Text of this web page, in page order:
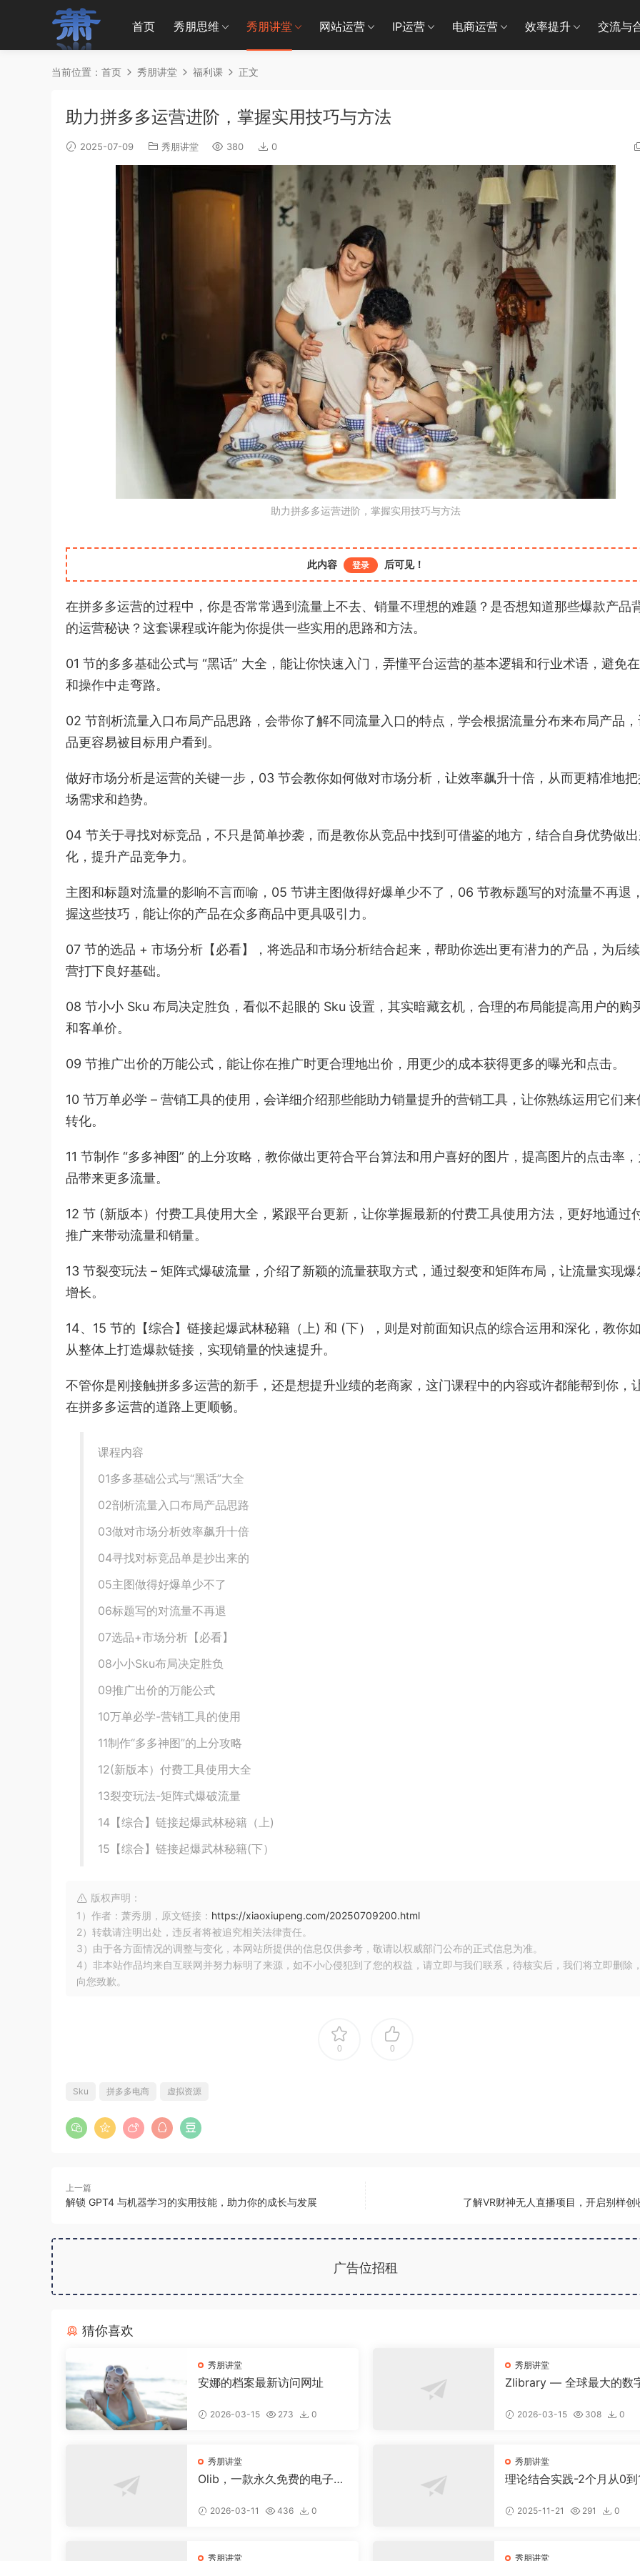
首页 秀朋思维 秀朋讲堂 网站运营 IP运营 电商运营 效率提升 交流与
当前位置： 首页 秀朋讲堂 福利课 正文
助力拼多多运营进阶，掌握实用技巧与方法
2025-07-09 秀朋讲堂 380 0
助力拼多多运营进阶，掌握实用技巧与方法
此内容 登录 后可见！
在拼多多运营的过程中，你是否常常遇到流量上不去、销量不理想的难题？是否想知道那些爆款产品
的运营秘诀？这套课程或许能为你提供一些实用的思路和方法。
01 节的多多基础公式与 “黑话” 大全，能让你快速入门，弄懂平台运营的基本逻辑和行业术语，避免
和操作中走弯路。
02 节剖析流量入口布局产品思路，会带你了解不同流量入口的特点，学会根据流量分布来布局产品
品更容易被目标用户看到。
做好市场分析是运营的关键一步，03 节会教你如何做对市场分析，让效率飙升十倍，从而更精准地
场需求和趋势。
04 节关于寻找对标竞品，不只是简单抄袭，而是教你从竞品中找到可借鉴的地方，结合自身优势做
化，提升产品竞争力。
主图和标题对流量的影响不言而喻，05 节讲主图做得好爆单少不了，06 节教标题写的对流量不再退
握这些技巧，能让你的产品在众多商品中更具吸引力。
07 节的选品 + 市场分析【必看】，将选品和市场分析结合起来，帮助你选出更有潜力的产品，为后
营打下良好基础。
08 节小小 Sku 布局决定胜负，看似不起眼的 Sku 设置，其实暗藏玄机，合理的布局能提高用户的购
和客单价。
09 节推广出价的万能公式，能让你在推广时更合理地出价，用更少的成本获得更多的曝光和点击。
10 节万单必学 – 营销工具的使用，会详细介绍那些能助力销量提升的营销工具，让你熟练运用它们来
转化。
11 节制作 “多多神图” 的上分攻略，教你做出更符合平台算法和用户喜好的图片，提高图片的点击率
品带来更多流量。
12 节 (新版本）付费工具使用大全，紧跟平台更新，让你掌握最新的付费工具使用方法，更好地通过
推广来带动流量和销量。
13 节裂变玩法 – 矩阵式爆破流量，介绍了新颖的流量获取方式，通过裂变和矩阵布局，让流量实现爆
增长。
14、15 节的【综合】链接起爆武林秘籍（上) 和 (下），则是对前面知识点的综合运用和深化，教你
从整体上打造爆款链接，实现销量的快速提升。
不管你是刚接触拼多多运营的新手，还是想提升业绩的老商家，这门课程中的内容或许都能帮到你，
在拼多多运营的道路上更顺畅。
课程内容
01多多基础公式与“黑话”大全
02剖析流量入口布局产品思路
03做对市场分析效率飙升十倍
04寻找对标竞品单是抄出来的
05主图做得好爆单少不了
06标题写的对流量不再退
07选品+市场分析【必看】
08小小Sku布局决定胜负
09推广出价的万能公式
10万单必学-营销工具的使用
11制作“多多神图”的上分攻略
12(新版本）付费工具使用大全
13裂变玩法-矩阵式爆破流量
14【综合】链接起爆武林秘籍（上)
15【综合】链接起爆武林秘籍(下）
版权声明：
1）作者：萧秀朋，原文链接： https://xiaoxiupeng.com/20250709200.html
2）转载请注明出处，违反者将被追究相关法律责任。
3）由于各方面情况的调整与变化，本网站所提供的信息仅供参考，敬请以权威部门公布的正式信息为准。
4）非本站作品均来自互联网并努力标明了来源，如不小心侵犯到了您的权益，请立即与我们联系，待核实后，我们将立即删除
向您致歉。
0 0
Sku 拼多多电商 虚拟资源
上一篇
解锁 GPT4 与机器学习的实用技能，助力你的成长与发展​ 了解VR财神无人直播项目，开启别样创
广告位招租
猜你喜欢
秀朋讲堂
安娜的档案最新访问网址
2026-03-15 273 0
秀朋讲堂
Zlibrary — 全球最大的数
载！2026-03-15 308 0
秀朋讲堂
Olib，一款永久免费的电子书
2026-03-11 436 0
秀朋讲堂
理论结合实践-2个月从0到
2025-11-21 291 0
秀朋讲堂 秀朋讲堂